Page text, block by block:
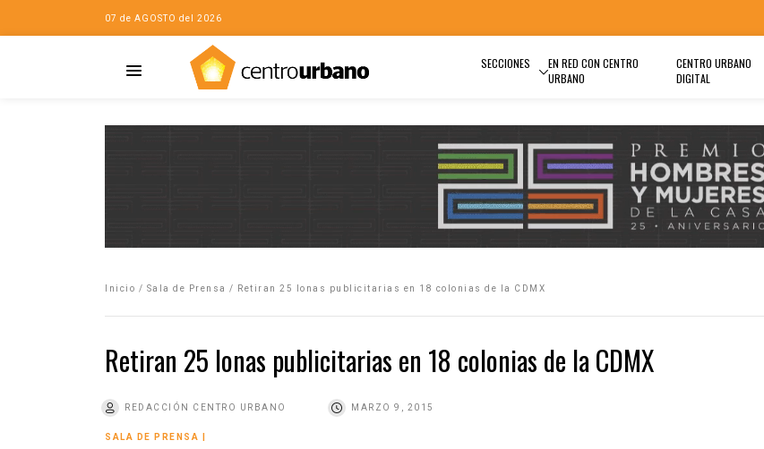
07 de AGOSTO del 2026
SECCIONES
EN RED CON CENTRO
URBANO
CENTRO URBANO
DIGITAL
Inicio / Sala de Prensa / Retiran 25 lonas publicitarias en 18 colonias de la CDMX
Retiran 25 lonas publicitarias en 18 colonias de la CDMX
REDACCIÓN CENTRO URBANO MARZO 9, 2015
SALA DE PRENSA